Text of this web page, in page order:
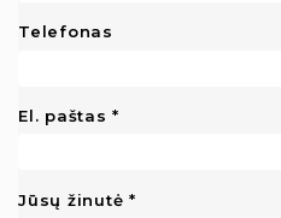
Telefonas
El. paštas
Jūsų žinutė